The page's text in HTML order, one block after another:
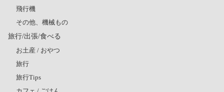
飛行機
その他、機械もの
旅行/出張/食べる
お土産 / おやつ
旅行
旅行Tips